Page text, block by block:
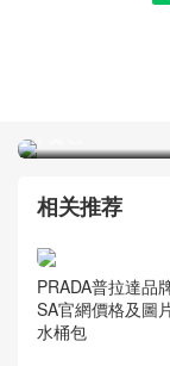
相关推荐
PRADA普拉達品
SA官網價格及圖
水桶包